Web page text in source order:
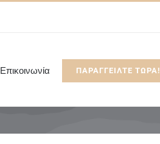
Επικοινωνία ΠΑΡΑΓΓΕΙΛΤΕ ΤΩΡΑ!